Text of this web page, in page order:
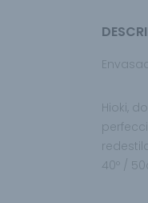
Hioki,
40º /